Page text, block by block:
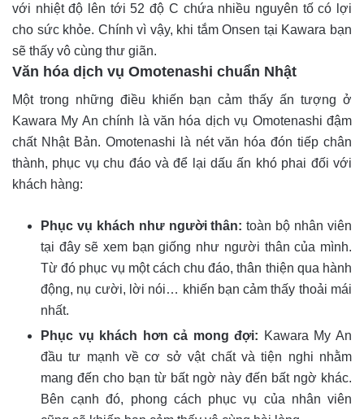
với nhiệt độ lên tới 52 độ C chứa nhiều nguyên tố có lợi
cho sức khỏe. Chính vì vậy, khi tắm Onsen tại Kawara bạn
sẽ thấy vô cùng thư giãn.
Văn hóa dịch vụ Omotenashi chuẩn Nhật
Một trong những điều khiến bạn cảm thấy ấn tượng ở
Kawara My An chính là văn hóa dịch vụ Omotenashi đậm
chất Nhật Bản. Omotenashi là nét văn hóa đón tiếp chân
thành, phục vụ chu đáo và để lại dấu ấn khó phai đối với
khách hàng:
Phục vụ khách như người thân: toàn bộ nhân viên
tại đây sẽ xem bạn giống như người thân của mình.
Từ đó phục vụ một cách chu đáo, thân thiện qua hành
động, nụ cười, lời nói… khiến bạn cảm thấy thoải mái
nhất.
Phục vụ khách hơn cả mong đợi: Kawara My An
đầu tư mạnh về cơ sở vật chất và tiện nghi nhằm
mang đến cho bạn từ bất ngờ này đến bất ngờ khác.
Bên cạnh đó, phong cách phục vụ của nhân viên